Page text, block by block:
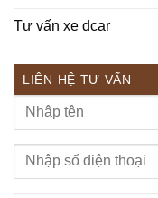
Tư vấn xe dcar
LIÊN HỆ TƯ VẤN